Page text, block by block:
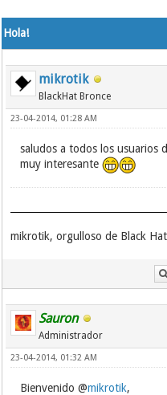
Hola!
mikrotik
BlackHat Bronce
23-04-2014, 01:28 AM
saludos a todos los usuarios
muy interesante
mikrotik, orgulloso de Black
Sauron
Administrador
23-04-2014, 01:32 AM
Bienvenido @mikrotik,